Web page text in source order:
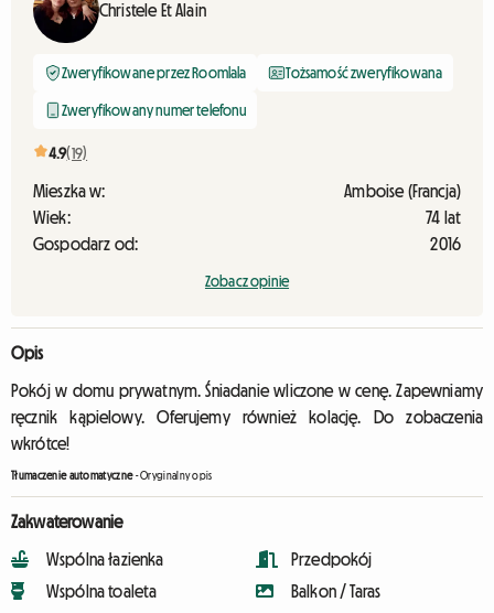
Christele Et Alain
Zweryfikowane przez Roomlala Tożsamość zweryfikowana
Zweryfikowany numer telefonu
4.9(19)
Mieszka w:
Amboise (Francja)
Wiek:
74 lat
Gospodarz od:
2016
Zobacz opinie
Opis
Pokój w domu prywatnym. Śniadanie wliczone w cenę. Zapewniamy
ręcznik kąpielowy. Oferujemy również kolację. Do zobaczenia
wkrótce!
Tłumaczenie automatyczne-Oryginalny opis
Zakwaterowanie
Wspólna łazienka
Wspólna toaleta
Przedpokój
Balkon / Taras